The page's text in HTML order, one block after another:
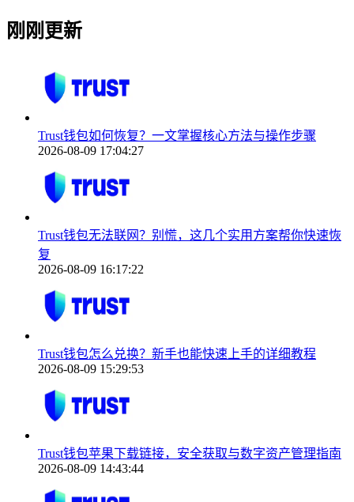
刚刚更新
Trust钱包如何恢复？一文掌握核心方法与操作步骤
2026-08-09 17:04:27
Trust钱包无法联网？别慌，这几个实用方案帮你快速恢
复
2026-08-09 16:17:22
Trust钱包怎么兑换？新手也能快速上手的详细教程
2026-08-09 15:29:53
Trust钱包苹果下载链接，安全获取与数字资产管理指南
2026-08-09 14:43:44